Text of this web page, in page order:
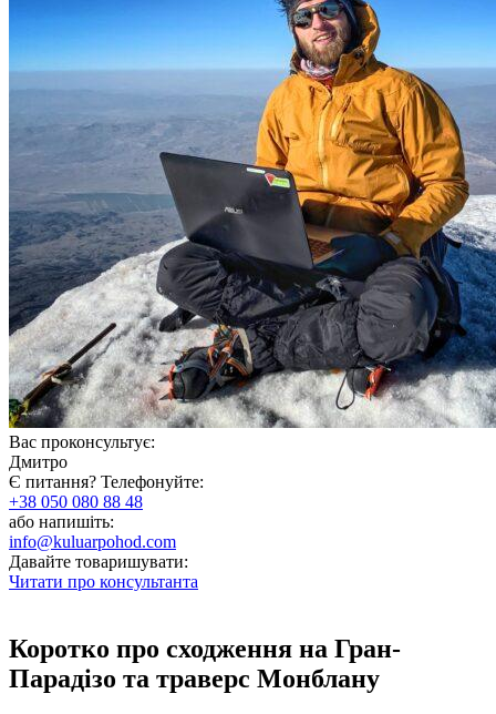
Вас проконсультує:
Дмитро
Є питання? Телефонуйте:
+38 050 080 88 48
або напишіть:
info@kuluarpohod.com
Давайте товаришувати:
Читати про консультанта
Коротко про сходження на Гран-
Парадізо та траверс Монблану